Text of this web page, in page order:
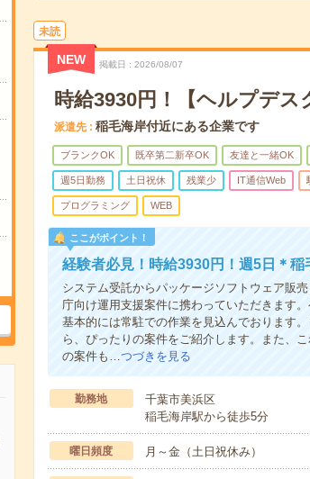
未読
NEW 掲載日 2026/08/07
時給3930円！【ヘルプデス
派遣先 稲毛海岸付近にある企業です
ブランクOK 既卒第二新卒OK 友達と一緒OK
週5日勤務 土日祝休 残業少 IT通信Web
プログラミング WEB
ここがポイント！
経験者必見！時給3930円！週5日＊
システム受託からパッケージソフトウェア販
庁向け運用支援案件に携わっていただきます
基本的には常駐での作業を見込んでおります
ら、ぴったりの案件をご紹介します。また、
の案件も…つづきを見る
勤務地
千葉市美浜区
稲毛海岸駅から徒歩5分
曜日頻度 月～金（土日祝休み）